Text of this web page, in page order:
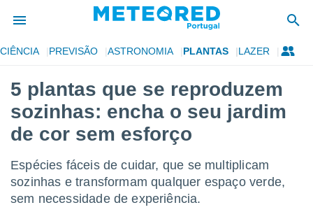
da
foi
para
fornecidas
das
CIÊNCIA PREVISÃO ASTRONOMIA PLANTAS LAZER
5 plantas que se reproduzem
sozinhas: encha o seu jardim
de cor sem esforço
Espécies fáceis de cuidar, que se multiplicam
sozinhas e transformam qualquer espaço verde,
sem necessidade de experiência.